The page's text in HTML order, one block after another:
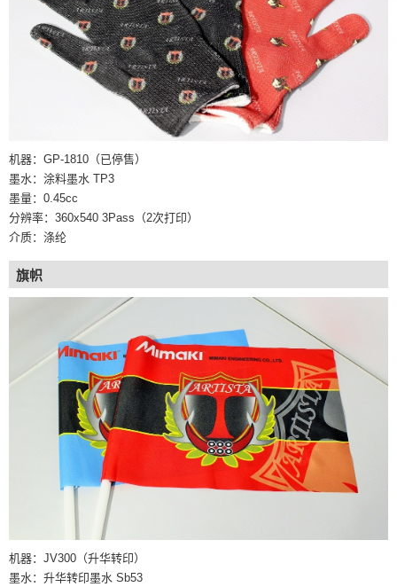
机器：GP-1810（已停售）
墨水：涂料墨水 TP3
墨量：0.45cc
分辨率：360x540 3Pass（2次打印）
介质：涤纶
旗帜
机器：JV300（升华转印）
墨水：升华转印墨水 Sb53